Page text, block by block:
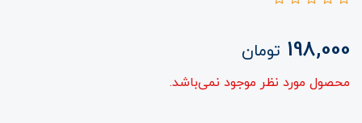
198,000 تومان
محصول مورد نظر موجود نمی‌باشد.